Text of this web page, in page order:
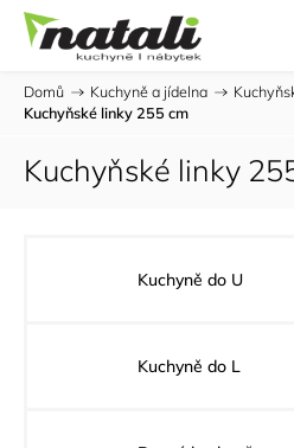
Domů / Kuchyně a jídelna /
Kuchyňské linky 255 cm
Kuchyňské linky
Kuchyně do U
Kuchyně do L